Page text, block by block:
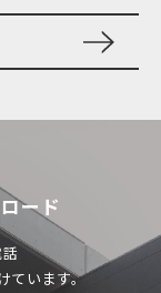
ード
ています。